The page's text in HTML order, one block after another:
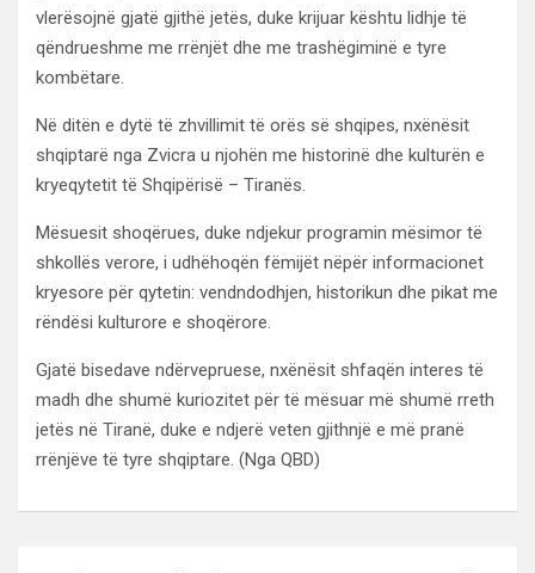
vlerësojnë gjatë gjithë jetës, duke krijuar kështu lidhje të
qëndrueshme me rrënjët dhe me trashëgiminë e tyre
kombëtare.
Në ditën e dytë të zhvillimit të orës së shqipes, nxënësit
shqiptarë nga Zvicra u njohën me historinë dhe kulturën e
kryeqytetit të Shqipërisë – Tiranës.
Mësuesit shoqërues, duke ndjekur programin mësimor të
shkollës verore, i udhëhoqën fëmijët nëpër informacionet
kryesore për qytetin: vendndodhjen, historikun dhe pikat me
rëndësi kulturore e shoqërore.
Gjatë bisedave ndërvepruese, nxënësit shfaqën interes të
madh dhe shumë kuriozitet për të mësuar më shumë rreth
jetës në Tiranë, duke e ndjerë veten gjithnjë e më pranë
rrënjëve të tyre shqiptare. (Nga QBD)